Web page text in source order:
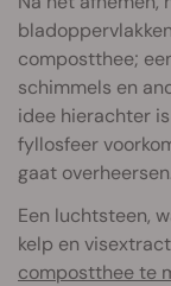
compostthee;
schimmels en
idee hierachter
fyllosfeer
gaat
Een luchtsteen,
kelp en
compostthee te